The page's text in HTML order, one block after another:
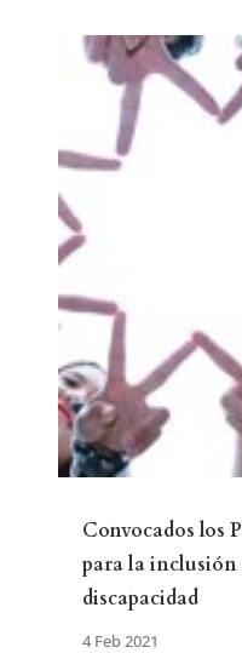
Convocados los
para la inclusión
discapacidad
4 Feb 2021